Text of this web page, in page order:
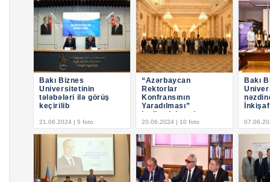
Bakı Biznes
Universitetinin
tələbələri ilə görüş
keçirilib
21.06.2024 | 5 foto
“Azərbaycan
Rektorlar
Konfransının
Yaradılması”
layihəsinin yekun
hesabat konfransı
20.06.2024 | 10 foto
Bakı